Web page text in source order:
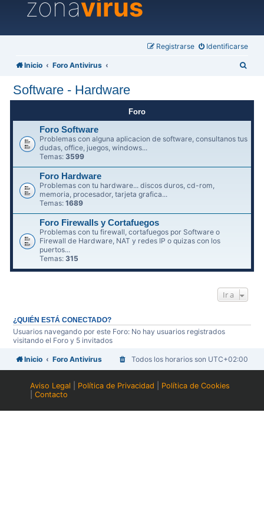
zonavirus
Identificarse
Registrarse
Inicio Foro Antivirus
Software - Hardware
Foro
Foro Software
Problemas con alguna aplicacion de software, consultanos tus
dudas, office, juegos, windows...
Temas: 3599
Foro Hardware
Problemas con tu hardware... discos duros, cd-rom,
memoria, procesador, tarjeta grafica...
Temas:1689
Foro Firewalls y Cortafuegos
Problemas con tu firewall, cortafuegos por Software o
Firewall de Hardware, NAT y redes IP o quizas con los
puertos...
Temas:315
Ir a
¿QUIÉN ESTÁ CONECTADO?
Usuarios navegando por este Foro: No hay usuarios registrados
visitando el Foro y 5 invitados
Inicio Foro Antivirus Todos los horarios son UTC+02:00
Aviso Legal Política de Privacidad
Política de Cookies
|Contacto